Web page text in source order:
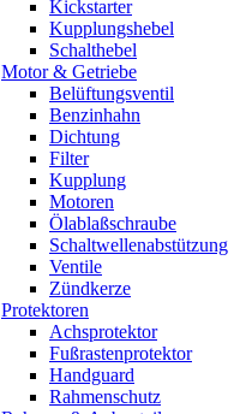
Kickstarter
Kupplungshebel
Schalthebel
Motor & Getriebe
Belüftungsventil
Benzinhahn
Dichtung
Filter
Kupplung
Motoren
Ölablaßschraube
Schaltwellenabstützung
Ventile
Zündkerze
Protektoren
Achsprotektor
Fußrastenprotektor
Handguard
Rahmenschutz